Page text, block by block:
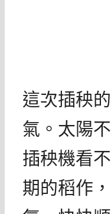
這次插秧
氣。太陽
插秧機看
期的稻作